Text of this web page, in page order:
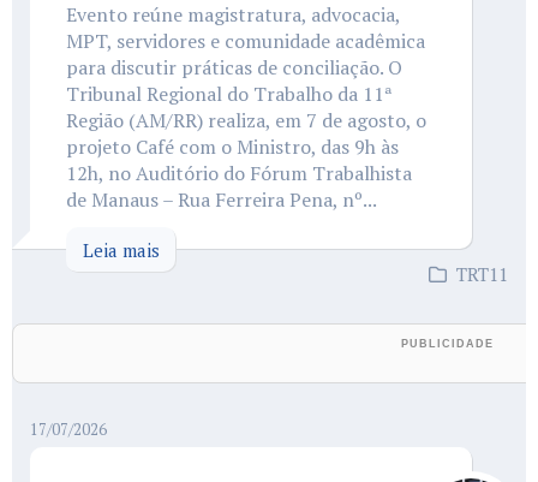
Evento reúne magistratura, advocacia,
MPT, servidores e comunidade acadêmica
para discutir práticas de conciliação. O
Tribunal Regional do Trabalho da 11ª
Região (AM/RR) realiza, em 7 de agosto, o
projeto Café com o Ministro, das 9h às
12h, no Auditório do Fórum Trabalhista
de Manaus – Rua Ferreira Pena, nº...
Leia mais
TRT11
17/07/2026